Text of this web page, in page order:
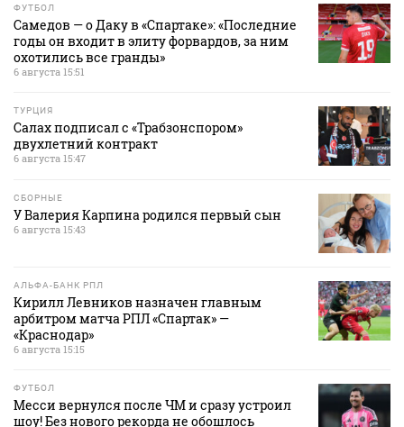
ФУТБОЛ
Самедов — о Даку в «Спартаке»: «Последние
годы он входит в элиту форвардов, за ним
охотились все гранды»
6 августа 15:51
ТУРЦИЯ
Салах подписал с «Трабзонспором»
двухлетний контракт
6 августа 15:47
СБОРНЫЕ
У Валерия Карпина родился первый сын
6 августа 15:43
АЛЬФА-БАНК РПЛ
Кирилл Левников назначен главным
арбитром матча РПЛ «Спартак» —
«Краснодар»
6 августа 15:15
ФУТБОЛ
Месси вернулся после ЧМ и сразу устроил
шоу! Без нового рекорда не обошлось